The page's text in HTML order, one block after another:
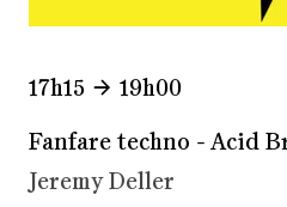
Fanfare techno - Acid
Jeremy Deller
17h15 19h00